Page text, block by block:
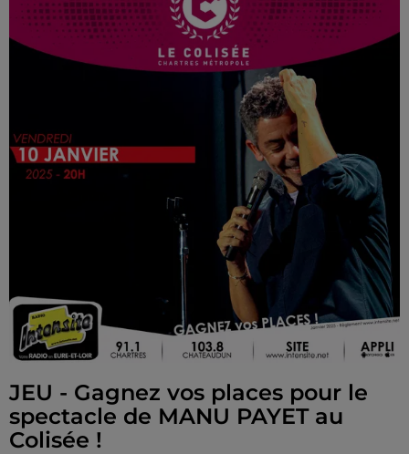
JEU - Gagnez vos places pour le
spectacle de MANU PAYET au
Colisée !